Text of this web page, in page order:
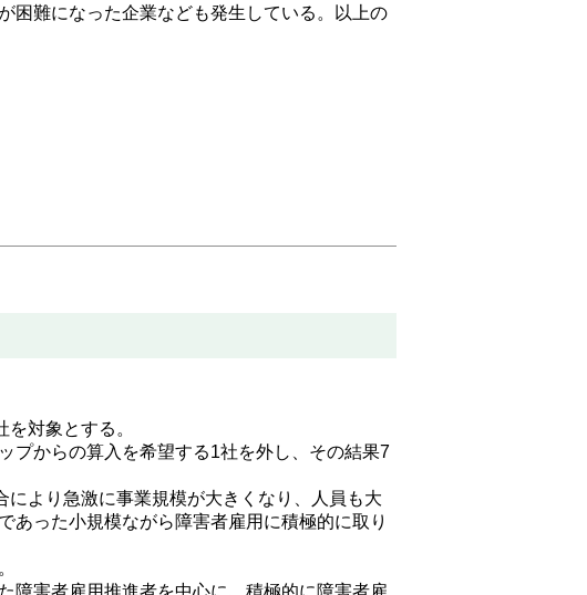
困難になった企業なども発生している。以上の
対象とする。
プからの算入を希望する1社を外し、その結果7
より急激に事業規模が大きくなり、人員も大
あった小規模ながら障害者雇用に積極的に取り
障害者雇用推進者を中心に、積極的に障害者雇